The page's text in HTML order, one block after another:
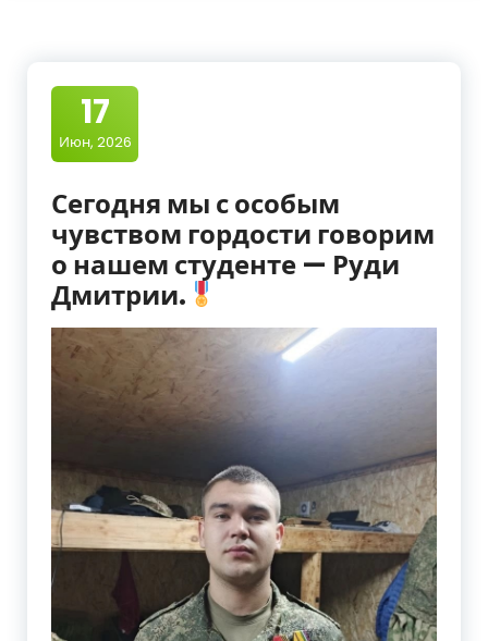
17
Июн, 2026
Сегодня мы с особым
чувством гордости говорим
о нашем студенте — Руди
Дмитрии.